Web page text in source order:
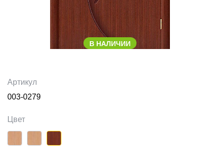
В НАЛИЧИИ
Артикул
003-0279
Цвет